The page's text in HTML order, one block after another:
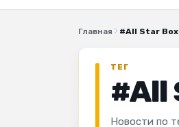
Главная #All Star
ТЕГ
#All
Новости по